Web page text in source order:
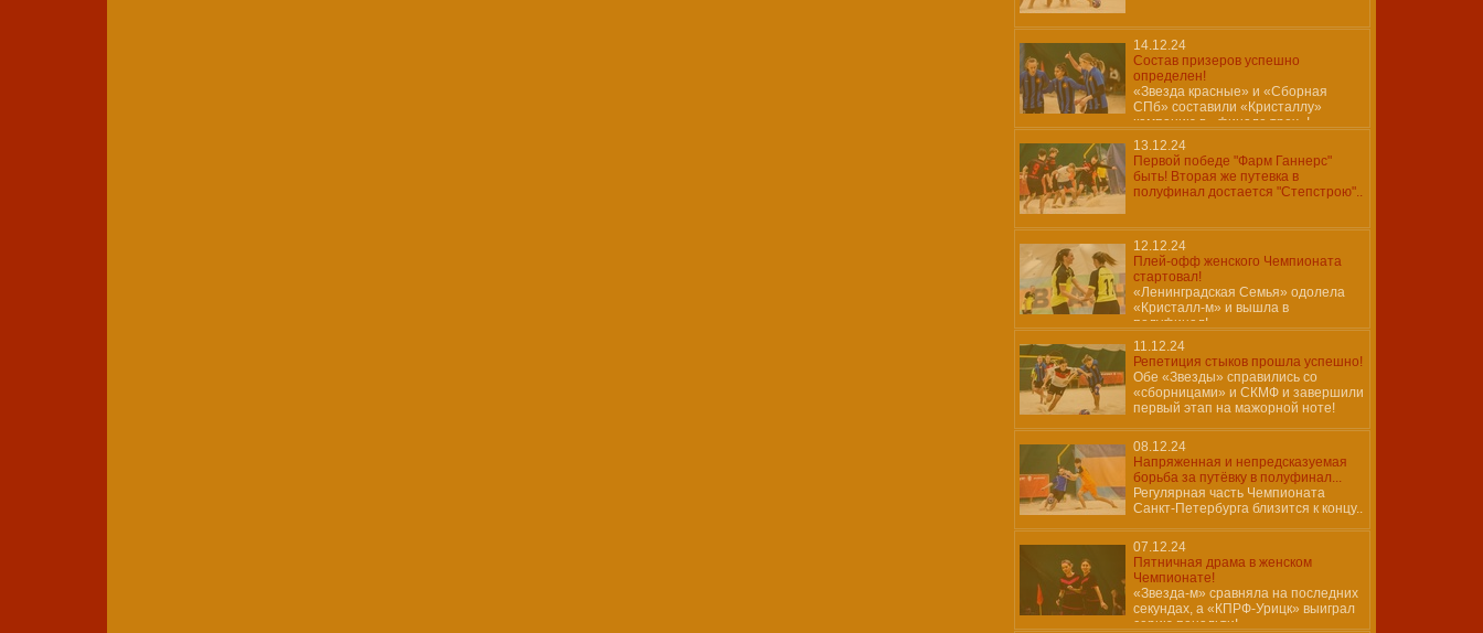
14.12.24
Состав призеров успешно
определен!
«Звезда красные» и «Сборная
СПб» составили «Кристаллу»
компанию в «финале трех»!
13.12.24
Первой победе "Фарм Ганнерс"
быть! Вторая же путевка в
полуфинал достается "Степстрою"..
12.12.24
Плей-офф женского Чемпионата
стартовал!
«Ленинградская Семья» одолела
«Кристалл-м» и вышла в
полуфинал!
11.12.24
Репетиция стыков прошла успешно!
Обе «Звезды» справились со
«сборницами» и СКМФ и завершили
первый этап на мажорной ноте!
08.12.24
Напряженная и непредсказуемая
борьба за путёвку в полуфинал...
Регулярная часть Чемпионата
Санкт-Петербурга близится к концу..
07.12.24
Пятничная драма в женском
Чемпионате!
«Звезда-м» сравняла на последних
секундах, а «КПРФ-Урицк» выиграл
серию пенальти!